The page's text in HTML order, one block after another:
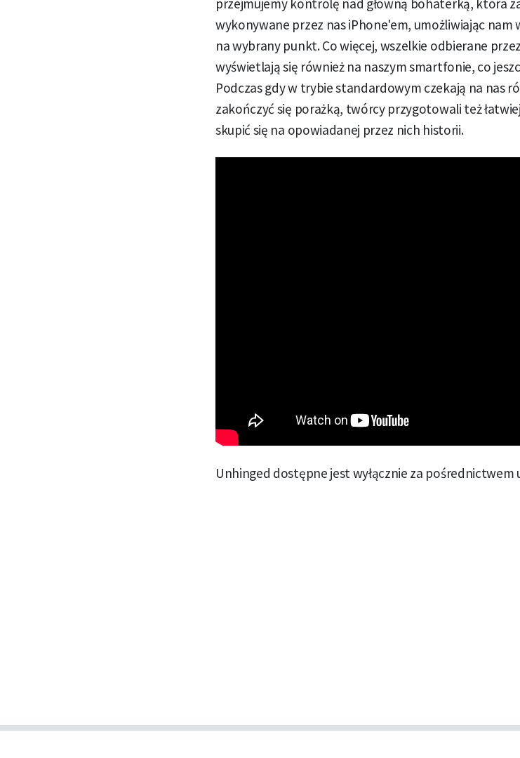
przejmujemy kontrolę nad główną bohaterką, która
wykonywane przez nas iPhone'em, umożliwiając
na wybrany punkt. Co więcej, wszelkie odbierane
wyświetlają się również na naszym smartfonie, co
Podczas gdy w trybie standardowym czekają na nas
zakończyć się porażką, twórcy przygotowali też
skupić się na opowiadanej przez nich historii.
Unhinged dostępne jest wyłącznie za pośrednictwem